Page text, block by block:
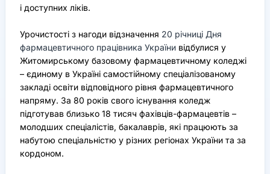
і доступних ліків.
Урочистості з нагоди відзначення 20 річниці Дня
фармацевтичного працівника України відбулися у
Житомирському базовому фармацевтичному коледжі
– єдиному в Україні самостійному спеціалізованому
закладі освіти відповідного рівня фармацевтичного
напряму. За 80 років свого існування коледж
підготував близько 18 тисяч фахівців-фармацевтів –
молодших спеціалістів, бакалаврів, які працюють за
набутою спеціальністю у різних регіонах України та за
кордоном.